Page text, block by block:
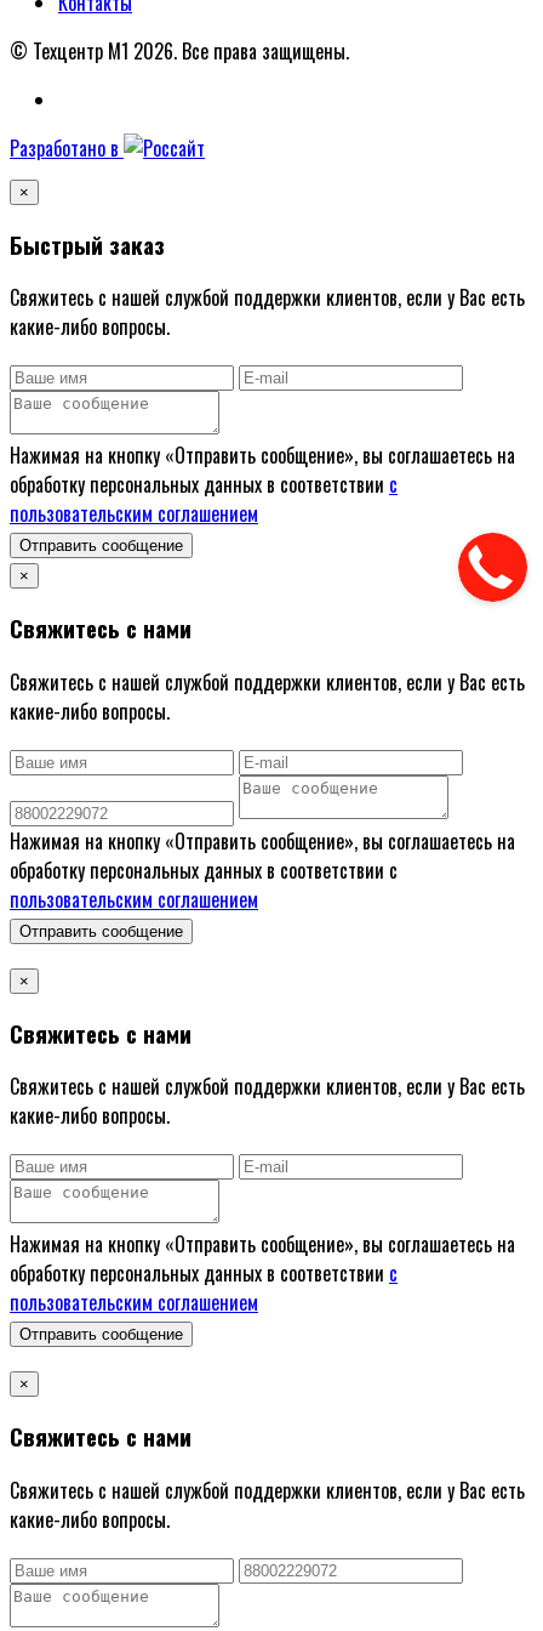
© Техцентр М1 2026. Все права защищены.
Разработано в
×
Быстрый заказ
Свяжитесь с нашей службой поддержки клиентов, если у Вас есть
какие-либо вопросы.
Нажимая на кнопку «Отправить сообщение», вы соглашаетесь на
обработку персональных данных в соответствии с
пользовательским соглашением
Отправить сообщение
×
Свяжитесь с нами
Свяжитесь с нашей службой поддержки клиентов, если у Вас есть
какие-либо вопросы.
Нажимая на кнопку «Отправить сообщение», вы соглашаетесь на
обработку персональных данных в соответствии с
пользовательским соглашением
Отправить сообщение
×
Свяжитесь с нами
Свяжитесь с нашей службой поддержки клиентов, если у Вас есть
какие-либо вопросы.
Нажимая на кнопку «Отправить сообщение», вы соглашаетесь на
обработку персональных данных в соответствии с
пользовательским соглашением
Отправить сообщение
×
Свяжитесь с нами
Свяжитесь с нашей службой поддержки клиентов, если у Вас есть
какие-либо вопросы.